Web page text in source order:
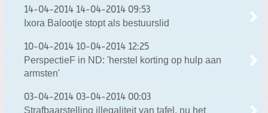
14-04-2014 14-04-2014 09:53
Ixora Balootje stopt als bestuurslid
10-04-2014 10-04-2014 12:25
PerspectieF in ND: 'herstel korting op hulp aan
armsten'
03-04-2014 03-04-2014 00:03
Strafbaarstelling illegaliteit van tafel, nu het